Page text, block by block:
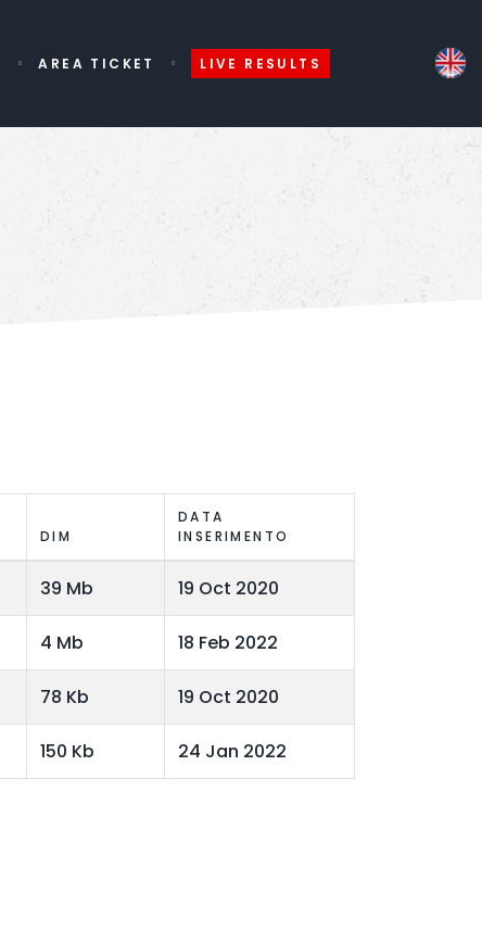
AREA TICKET LIVE RESULTS
DIM
DATA
INSERIMENTO
39 Mb 19 Oct 2020
4 Mb 18 Feb 2022
78 Kb 19 Oct 2020
150 Kb 24 Jan 2022